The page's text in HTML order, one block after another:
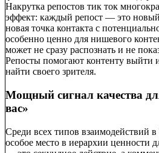
Накрутка репостов тик ток
эффект: каждый репост — это новый
новая точка контакта с
особенно ценно для нишевого
может не сразу распознать и не
Репосты помогают контенту выйти
найти своего зрителя.
Мощный сигнал качества
вас»
Среди всех типов взаимодействий
особое место в иерархии ценности